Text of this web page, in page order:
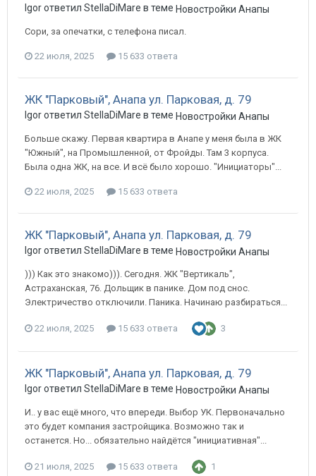
Igor ответил StellaDiMare в теме Новостройки Анапы
Сори, за опечатки, с телефона писал.
22 июля, 2025 15 633 ответа
ЖК "Парковый", Анапа ул. Парковая, д. 79
Igor ответил StellaDiMare в теме Новостройки Анапы
Больше скажу. Первая квартира в Анапе у меня была в ЖК
"Южный", на Промышленной, от Фройды. Там 3 корпуса.
Была одна ЖК, на все. И всё было хорошо. "Инициаторы"...
22 июля, 2025 15 633 ответа
ЖК "Парковый", Анапа ул. Парковая, д. 79
Igor ответил StellaDiMare в теме Новостройки Анапы
))) Как это знакомо))). Сегодня. ЖК "Вертикаль",
Астраханская, 76. Дольщик в панике. Дом под снос.
Электричество отключили. Паника. Начинаю разбираться...
22 июля, 2025 15 633 ответа 3
ЖК "Парковый", Анапа ул. Парковая, д. 79
Igor ответил StellaDiMare в теме Новостройки Анапы
И.. у вас ещё много, что впереди. Выбор УК. Первоначально
это будет компания застройщика. Возможно так и
останется. Но... обязательно найдётся "инициативная"...
21 июля, 2025 15 633 ответа 1